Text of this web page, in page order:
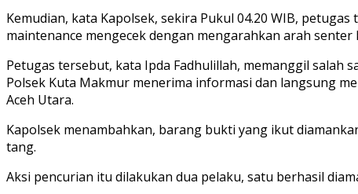
Kemudian, kata Kapolsek, sekira Pukul 04.20 WIB,
maintenance mengecek dengan mengarahkan arah
Petugas tersebut, kata Ipda Fadhulillah, memanggil salah
Polsek Kuta Makmur menerima informasi dan langsung
Aceh Utara.
Kapolsek menambahkan, barang bukti yang ikut
tang.
Aksi pencurian itu dilakukan dua pelaku, satu berhasil